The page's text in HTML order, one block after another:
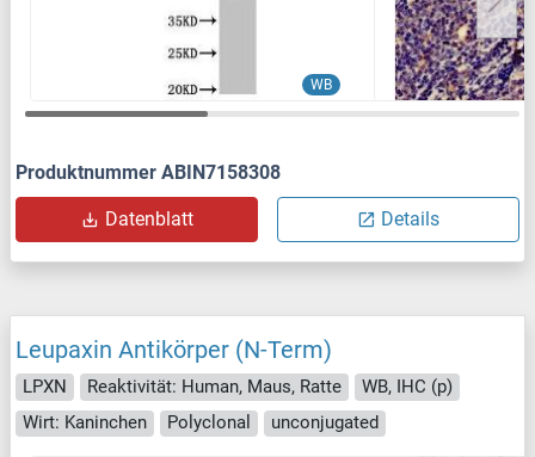
WB
Produktnummer ABIN7158308
Datenblatt Details
Leupaxin Antikörper (N-Term)
LPXN Reaktivität: Human, Maus, Ratte
WB, IHC (p)
Wirt: Kaninchen
Polyclonal unconjugated